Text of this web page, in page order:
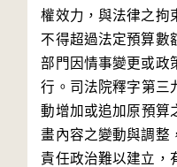
權效力，與法律之拘
不得超過法定預算數
部門因情事變更或政
行。司法院釋字第
動增加或追加原預
畫內容之變動與調整
責任政治難以建立，